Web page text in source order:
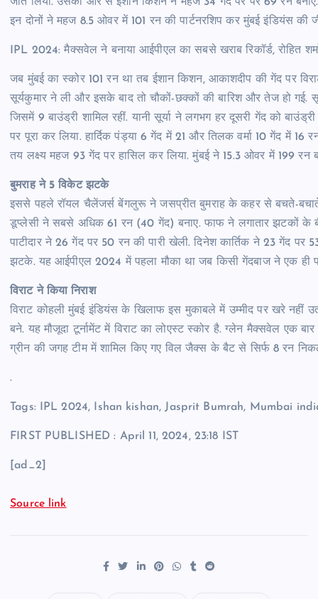
इन दोनों ने महज 8.5 ओवर में 101 रन की पार्टनरशिप कर मुंबई इंडियंस की
IPL 2024: मैक्सवेल ने बनाया आईपीएल का सबसे खराब रिकॉर्ड, रोहित
जब मुंबई का स्कोर 101 रन था तब ईशान किशन, आकाशदीप की गेंद पर
सूर्यकुमार ने ली और इसके बाद तो चौकों-छक्कों की बारिश और तेज हो गई.
जिसमें 9 बाउंड्री शामिल रहीं. यानी सूर्या ने लगभग हर दूसरी गेंद को
पर पूरा कर लिया. हार्दिक पंड्या 6 गेंद में 21 और तिलक वर्मा 10 गेंद में 16
तय लक्ष्य महज 93 गेंद पर हासिल कर लिया. मुंबई ने 15.3 ओवर में 199 रन
बुमराह ने 5 विकेट झटके
इससे पहले रॉयल चैलेंजर्स बेंगलुरू ने जसप्रीत बुमराह के कहर से बचते-
डूप्लेसी ने सबसे अधिक 61 रन (40 गेंद) बनाए. फाफ ने लगातार झटकों के
पाटीदार ने 26 गेंद पर 50 रन की पारी खेली. दिनेश कार्तिक ने 23 गेंद पर
झटके. यह आईपीएल 2024 में पहला मौका था जब किसी गेंदबाज ने एक ही
विराट ने किया निराश
विराट कोहली मुंबई इंडियंस के खिलाफ इस मुकाबले में उम्मीद पर खरे नहीं
बने. यह मौजूदा टूर्नामेंट में विराट का लोएस्ट स्कोर है. ग्लेन मैक्सवेल एक
ग्रीन की जगह टीम में शामिल किए गए विल जैक्स के बैट से सिर्फ 8 रन
.
Tags: IPL 2024, Ishan kishan,Jasprit Bumrah, Mumbai
FIRST PUBLISHED : April 11, 2024, 23:18 IST
[ad_2]
Source link